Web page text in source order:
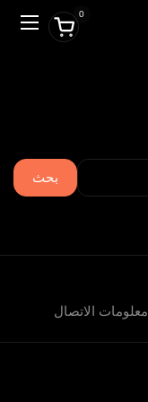
فتح العربة0
فتح
بحث
معلومات الاتصال